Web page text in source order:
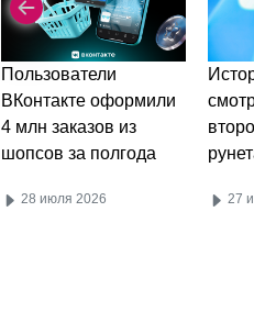
Пользователи
ВКонтакте оформили
4 млн заказов из
шопсов за полгода
28 июля 2026 27